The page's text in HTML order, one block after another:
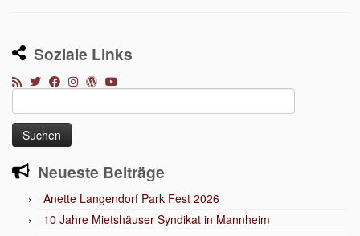
Soziale Links
nach:
Neueste Beiträge
Anette Langendorf Park Fest 2026
10 Jahre Mietshäuser Syndikat in Mannheim